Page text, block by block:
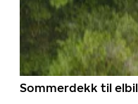
Sommerdekk til